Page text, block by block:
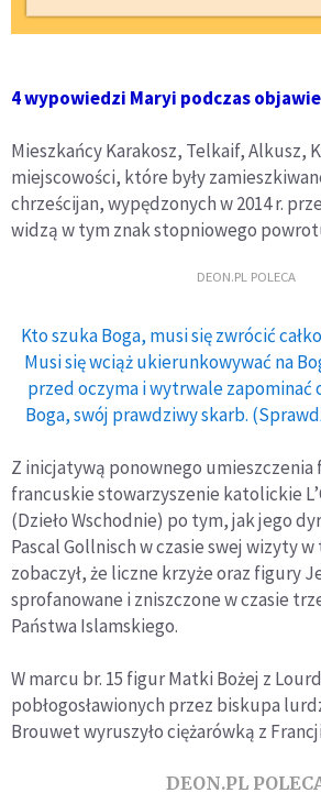
4 wypowiedzi Maryi podczas
Mieszkańcy Karakosz, Telkaif, Alkusz,
miejscowości, które były
chrześcijan, wypędzonych w 2014 r.
widzą w tym znak stopniowego
DEON.PL POLECA
Kto szuka Boga, musi się zwrócić
Musi się wciąż ukierunkowywać na
przed oczyma i wytrwale zapominać
Boga, swój prawdziwy skarb.
Z inicjatywą ponownego umieszczenia
francuskie stowarzyszenie katolickie
(Dzieło Wschodnie) po tym, jak jego
Pascal Gollnisch w czasie swej wizyty
zobaczył, że liczne krzyże oraz figury
sprofanowane i zniszczone w czasie
Państwa Islamskiego.
W marcu br. 15 figur Matki Bożej z
pobłogosławionych przez biskupa
Brouwet wyruszyło ciężarówką z
DEON.PL